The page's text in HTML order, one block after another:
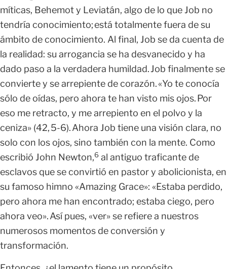
míticas, Behemot y Leviatán, algo de lo que Job no
tendría conocimiento; está totalmente fuera de su
ámbito de conocimiento. Al final, Job se da cuenta de
la realidad: su arrogancia se ha desvanecido y ha
dado paso a la verdadera humildad. Job finalmente se
convierte y se arrepiente de corazón. «Yo te conocía
sólo de oídas, pero ahora te han visto mis ojos. Por
eso me retracto, y me arrepiento en el polvo y la
ceniza» (42, 5-6). Ahora Job tiene una visión clara, no
solo con los ojos, sino también con la mente. Como
escribió John Newton,6 al antiguo traficante de
esclavos que se convirtió en pastor y abolicionista, en
su famoso himno «Amazing Grace»: «Estaba perdido,
pero ahora me han encontrado; estaba ciego, pero
ahora veo». Así pues, «ver» se refiere a nuestros
numerosos momentos de conversión y
transformación.